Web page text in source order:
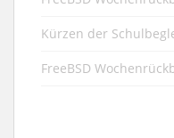
Kürzen der
FreeBSD